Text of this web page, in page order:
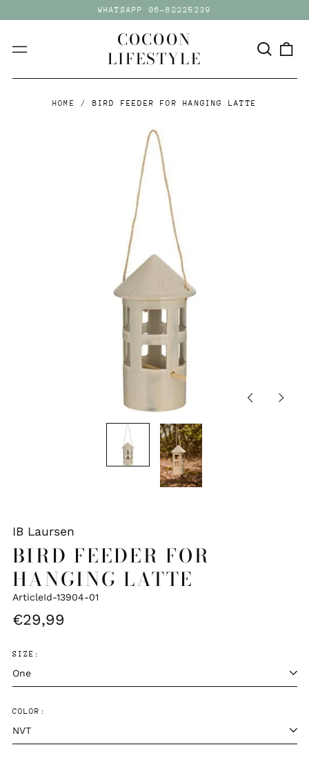
WHATSAPP 06-82225239
Menu
COCOON
LIFESTYLE
Zoeken
HOME / BIRD FEEDER FOR HANGING LATTE
Vorige
IB Laursen
BIRD FEEDER FOR
HANGING LATTE
ArticleId-13904-01
Normale
€29,99
SIZE:
COLOR: